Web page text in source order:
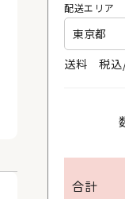
配送エリア
送料 税
合計